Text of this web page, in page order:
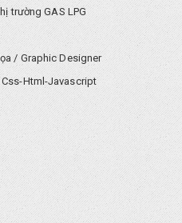
trường GAS LPG
/ Graphic Designer
Css-Html-Javascript